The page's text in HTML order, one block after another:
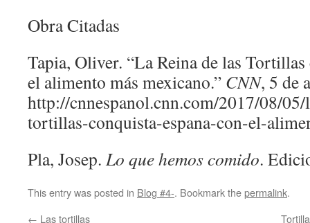
Obra Citadas
Tapia, Oliver. “La Reina de las
el alimento más mexicano.” CNN, 5 de
http://cnnespanol.cnn.com/2017/08/
tortillas-conquista-espana-con-el-
Pla, Josep. Lo que hemos comido.
This entry was posted in Blog #4-. Bookmark thepermalink.
← Las tortillas